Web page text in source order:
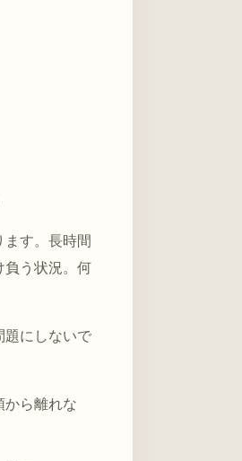
ます。長時間
負う状況。何
題にしないで
から離れな